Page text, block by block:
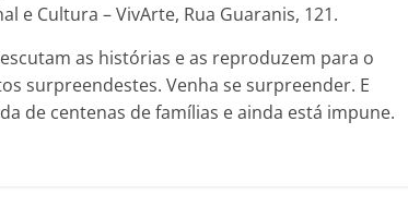
e Cultura – VivArte, Rua Guaranis, 121.
as histórias e as reproduzem para o
surpreendestes. Venha se surpreender. E
de centenas de famílias e ainda está impune.